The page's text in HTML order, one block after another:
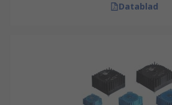
Datablad